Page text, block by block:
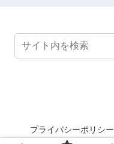
プライバシーポリシー